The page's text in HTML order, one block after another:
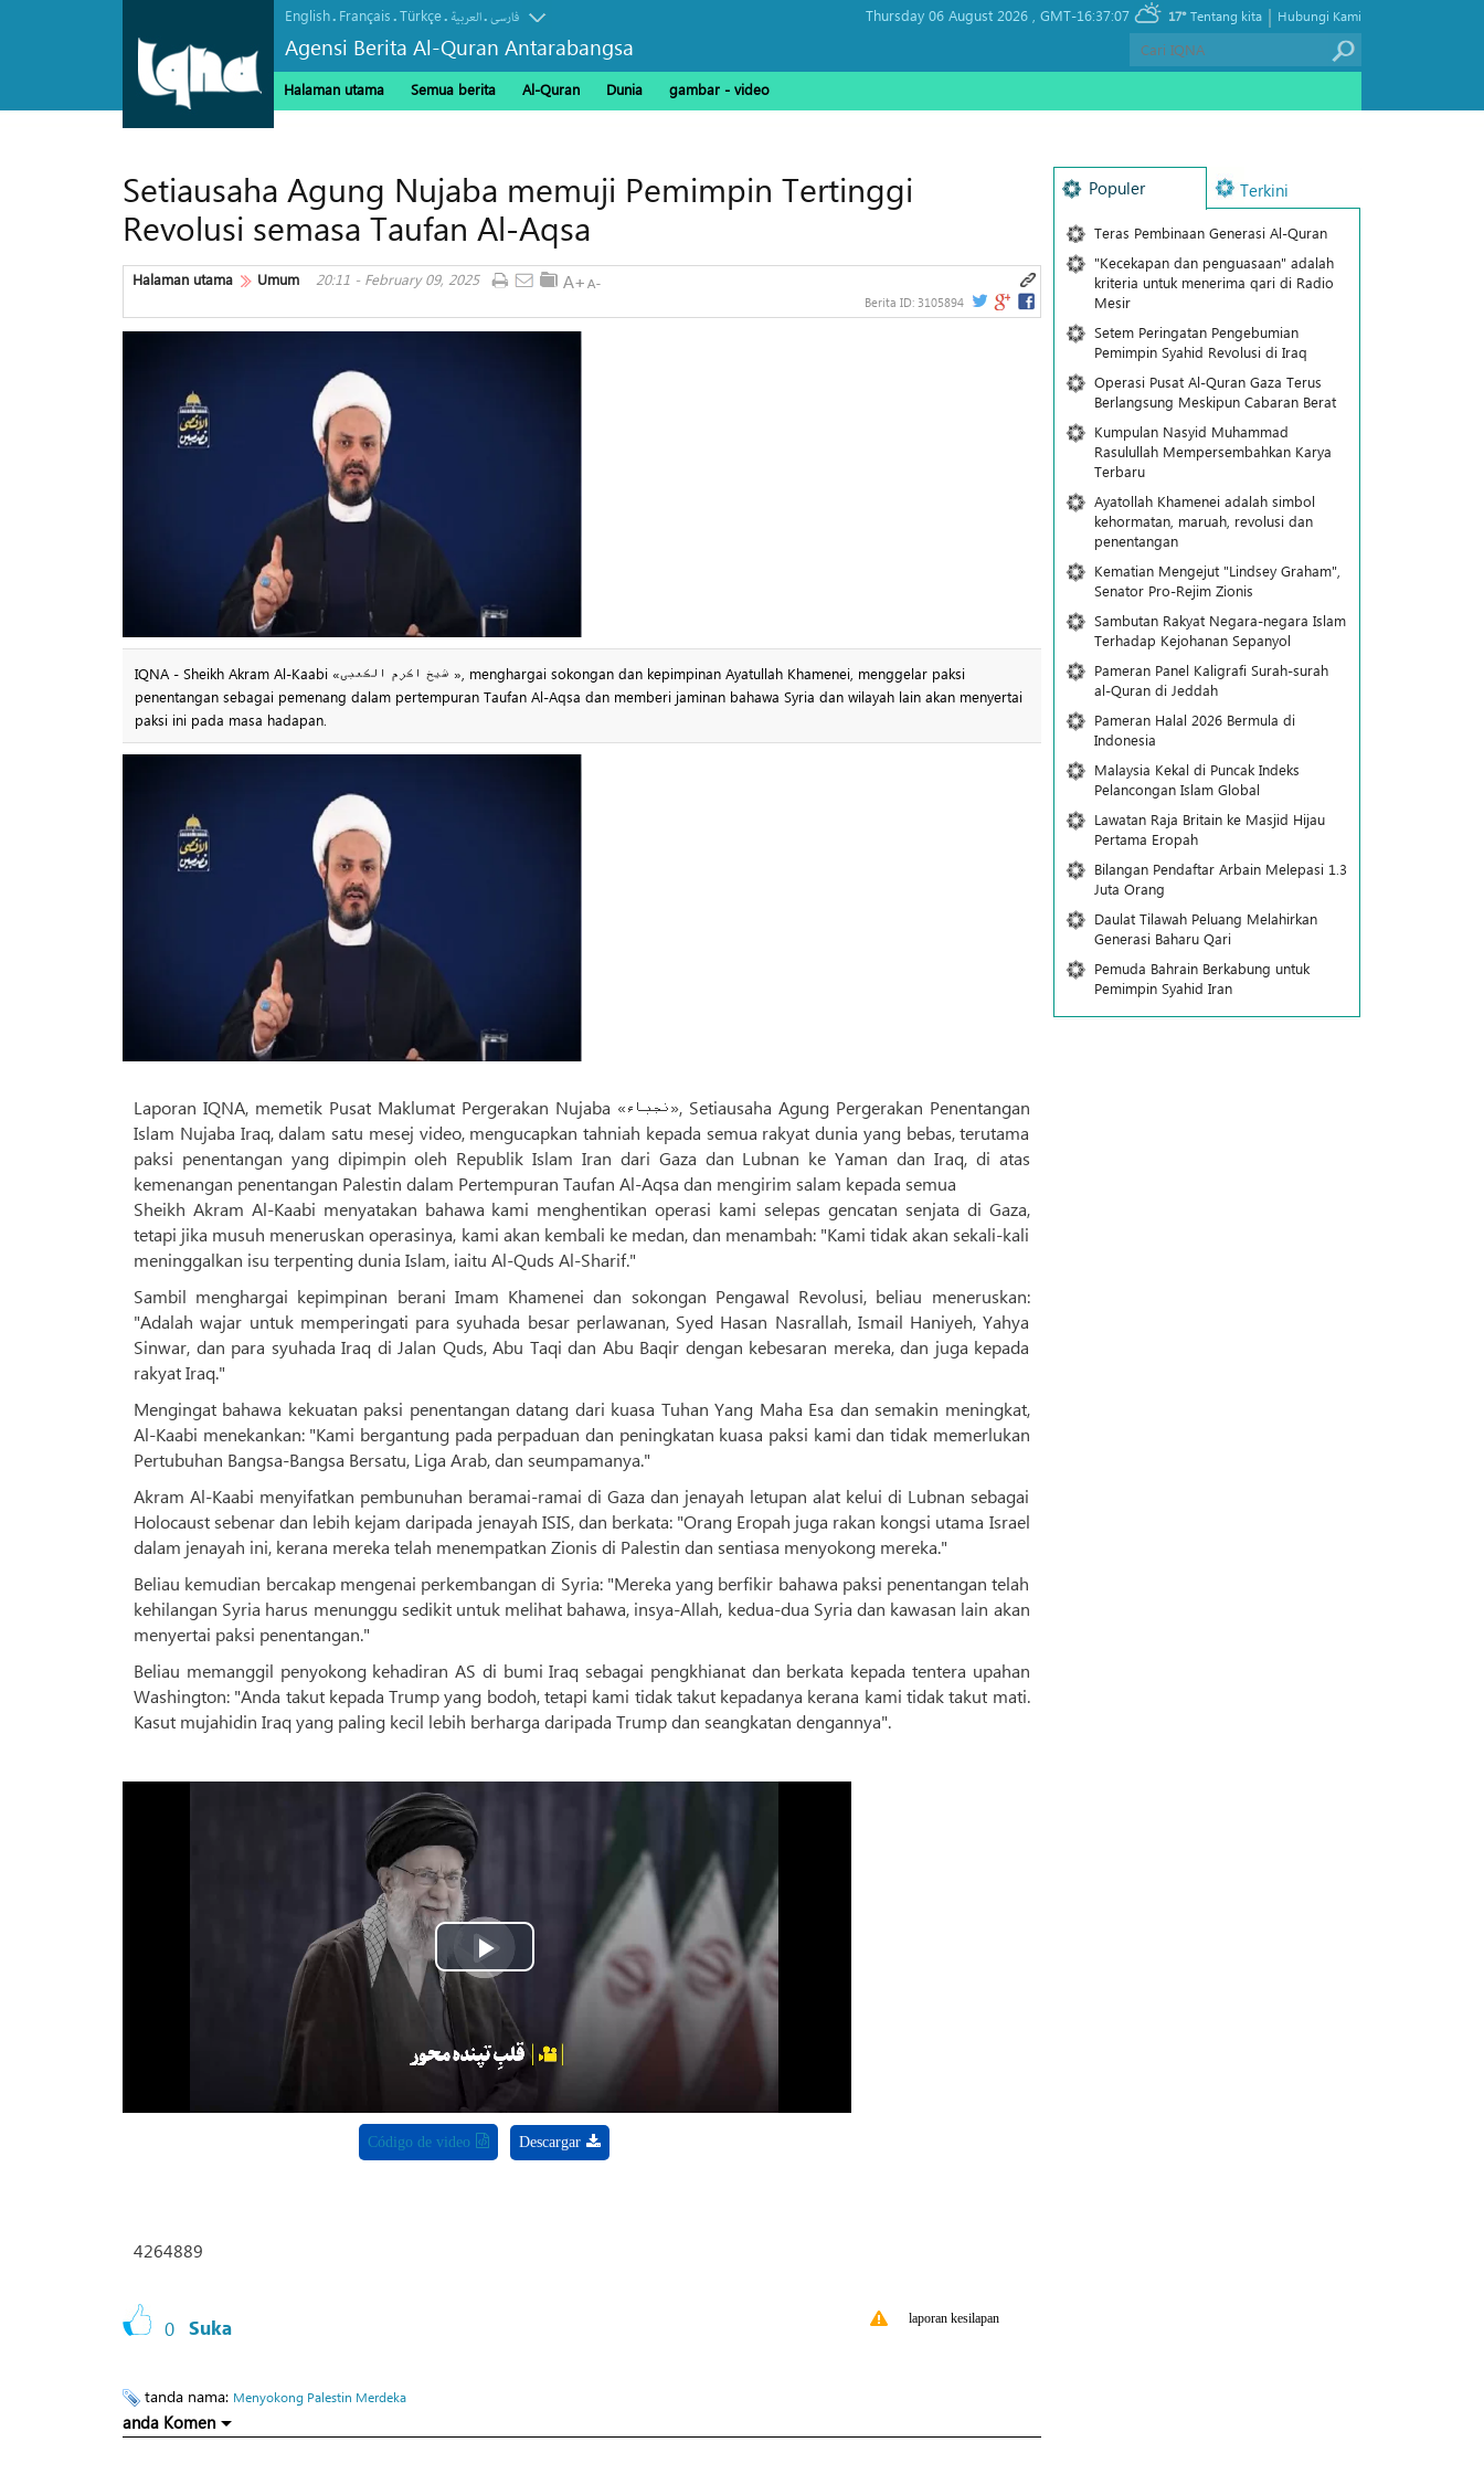
English. Français.Türkçe. العربیة.فارسی
Agensi Berita Al-Quran Antarabangsa
Thursday 06 August 2026 , GMT-16:37:07 17° Hubungi Kami
|
Tentang kita
Halaman utama Semua berita Al-Quran Dunia gambar - video
Setiausaha Agung Nujaba memuji Pemimpin Tertinggi
Revolusi semasa Taufan Al-Aqsa
Halaman utama Umum 20:11 - February 09, 2025
Berita ID: 3105894
IQNA - Sheikh Akram Al-Kaabi «شیخ اکرم الکعبی », menghargai sokongan dan kepimpinan Ayatullah Khamenei, menggelar paksi
penentangan sebagai pemenang dalam pertempuran Taufan Al-Aqsa dan memberi jaminan bahawa Syria dan wilayah lain akan menyertai
paksi ini pada masa hadapan.
Laporan IQNA, memetik Pusat Maklumat Pergerakan Nujaba «نجباء», Setiausaha Agung Pergerakan Penentangan
Islam Nujaba Iraq, dalam satu mesej video, mengucapkan tahniah kepada semua rakyat dunia yang bebas, terutama
paksi penentangan yang dipimpin oleh Republik Islam Iran dari Gaza dan Lubnan ke Yaman dan Iraq, di atas
kemenangan penentangan Palestin dalam Pertempuran Taufan Al-Aqsa dan mengirim salam kepada semua
Sheikh Akram Al-Kaabi menyatakan bahawa kami menghentikan operasi kami selepas gencatan senjata di Gaza,
tetapi jika musuh meneruskan operasinya, kami akan kembali ke medan, dan menambah: "Kami tidak akan sekali-kali
meninggalkan isu terpenting dunia Islam, iaitu Al-Quds Al-Sharif."
Sambil menghargai kepimpinan berani Imam Khamenei dan sokongan Pengawal Revolusi, beliau meneruskan:
"Adalah wajar untuk memperingati para syuhada besar perlawanan, Syed Hasan Nasrallah, Ismail Haniyeh, Yahya
Sinwar, dan para syuhada Iraq di Jalan Quds, Abu Taqi dan Abu Baqir dengan kebesaran mereka, dan juga kepada
rakyat Iraq."
Mengingat bahawa kekuatan paksi penentangan datang dari kuasa Tuhan Yang Maha Esa dan semakin meningkat,
Al-Kaabi menekankan: "Kami bergantung pada perpaduan dan peningkatan kuasa paksi kami dan tidak memerlukan
Pertubuhan Bangsa-Bangsa Bersatu, Liga Arab, dan seumpamanya."
Akram Al-Kaabi menyifatkan pembunuhan beramai-ramai di Gaza dan jenayah letupan alat kelui di Lubnan sebagai
Holocaust sebenar dan lebih kejam daripada jenayah ISIS, dan berkata: "Orang Eropah juga rakan kongsi utama Israel
dalam jenayah ini, kerana mereka telah menempatkan Zionis di Palestin dan sentiasa menyokong mereka."
Beliau kemudian bercakap mengenai perkembangan di Syria: "Mereka yang berfikir bahawa paksi penentangan telah
kehilangan Syria harus menunggu sedikit untuk melihat bahawa, insya-Allah, kedua-dua Syria dan kawasan lain akan
menyertai paksi penentangan."
Beliau memanggil penyokong kehadiran AS di bumi Iraq sebagai pengkhianat dan berkata kepada tentera upahan
Washington: "Anda takut kepada Trump yang bodoh, tetapi kami tidak takut kepadanya kerana kami tidak takut mati.
Kasut mujahidin Iraq yang paling kecil lebih berharga daripada Trump dan seangkatan dengannya".
Play
Video
Código de video Descargar
4264889
0 Suka laporan kesilapan
tanda nama: Menyokong Palestin Merdeka
anda Komen
Populer Terkini
Teras Pembinaan Generasi Al-Quran
"Kecekapan dan penguasaan" adalah
kriteria untuk menerima qari di Radio
Mesir
Setem Peringatan Pengebumian
Pemimpin Syahid Revolusi di Iraq
Operasi Pusat Al-Quran Gaza Terus
Berlangsung Meskipun Cabaran Berat
Kumpulan Nasyid Muhammad
Rasulullah Mempersembahkan Karya
Terbaru
Ayatollah Khamenei adalah simbol
kehormatan, maruah, revolusi dan
penentangan
Kematian Mengejut "Lindsey Graham",
Senator Pro-Rejim Zionis
Sambutan Rakyat Negara-negara Islam
Terhadap Kejohanan Sepanyol
Pameran Panel Kaligrafi Surah-surah
al-Quran di Jeddah
Pameran Halal 2026 Bermula di
Indonesia
Malaysia Kekal di Puncak Indeks
Pelancongan Islam Global
Lawatan Raja Britain ke Masjid Hijau
Pertama Eropah
Bilangan Pendaftar Arbain Melepasi 1.3
Juta Orang
Daulat Tilawah Peluang Melahirkan
Generasi Baharu Qari
Pemuda Bahrain Berkabung untuk
Pemimpin Syahid Iran